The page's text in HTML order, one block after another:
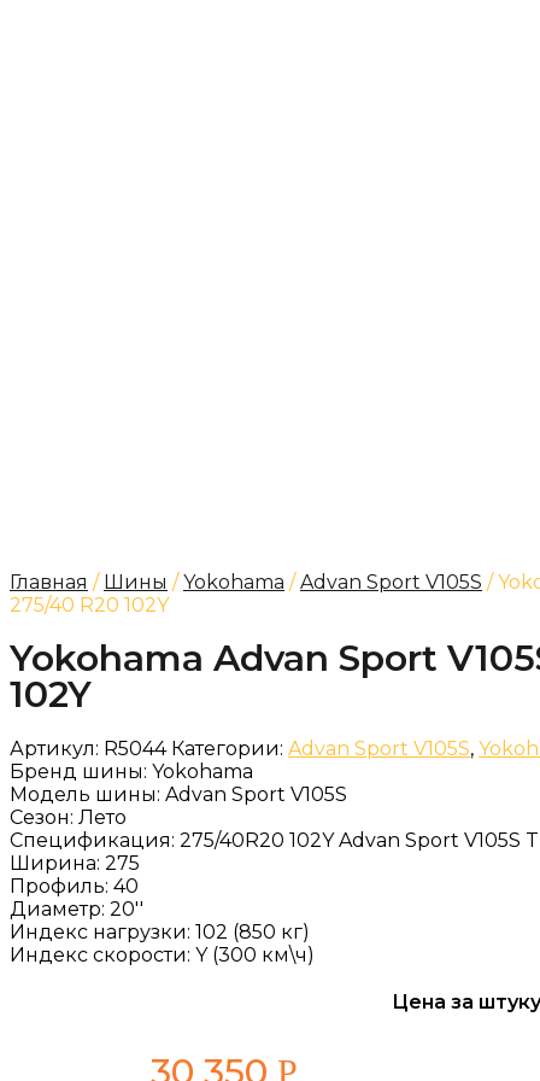
Главная / Шины /Yokohama /Advan Sport V105S /
275/40 R20 102Y
Yokohama Advan Sport
102Y
Артикул: R5044 Категории: Advan Sport V105S,
Бренд шины: Yokohama
Модель шины: Advan Sport V105S
Сезон: Лето
Спецификация: 275/40R20 102Y Advan Sport V105S
Ширина: 275
Профиль: 40
Диаметр: 20''
Индекс нагрузки: 102 (850 кг)
Индекс скорости: Y (300 км\ч)
Цена за
30 350 Р